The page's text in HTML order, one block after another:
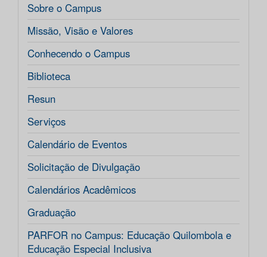
Sobre o Campus
Missão, Visão e Valores
Conhecendo o Campus
Biblioteca
Resun
Serviços
Calendário de Eventos
Solicitação de Divulgação
Calendários Acadêmicos
Graduação
PARFOR no Campus: Educação Quilombola e
Educação Especial Inclusiva